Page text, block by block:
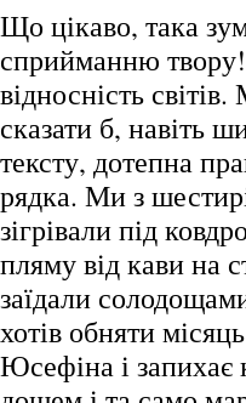
Що цікаво, така
сприйманню
відносність
сказати б, навіть
тексту, дотепна
рядка. Ми з
зігрівали під
пляму від кави на
заїдали
хотів обняти
Юсефіна і запихає